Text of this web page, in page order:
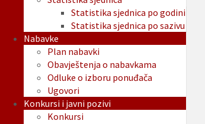
Statistika sjednica po godini
Statistika sjednica po sazivu
Nabavke
Plan nabavki
Obavještenja o nabavkama
Odluke o izboru ponuđača
Ugovori
Konkursi i javni pozivi
Konkursi